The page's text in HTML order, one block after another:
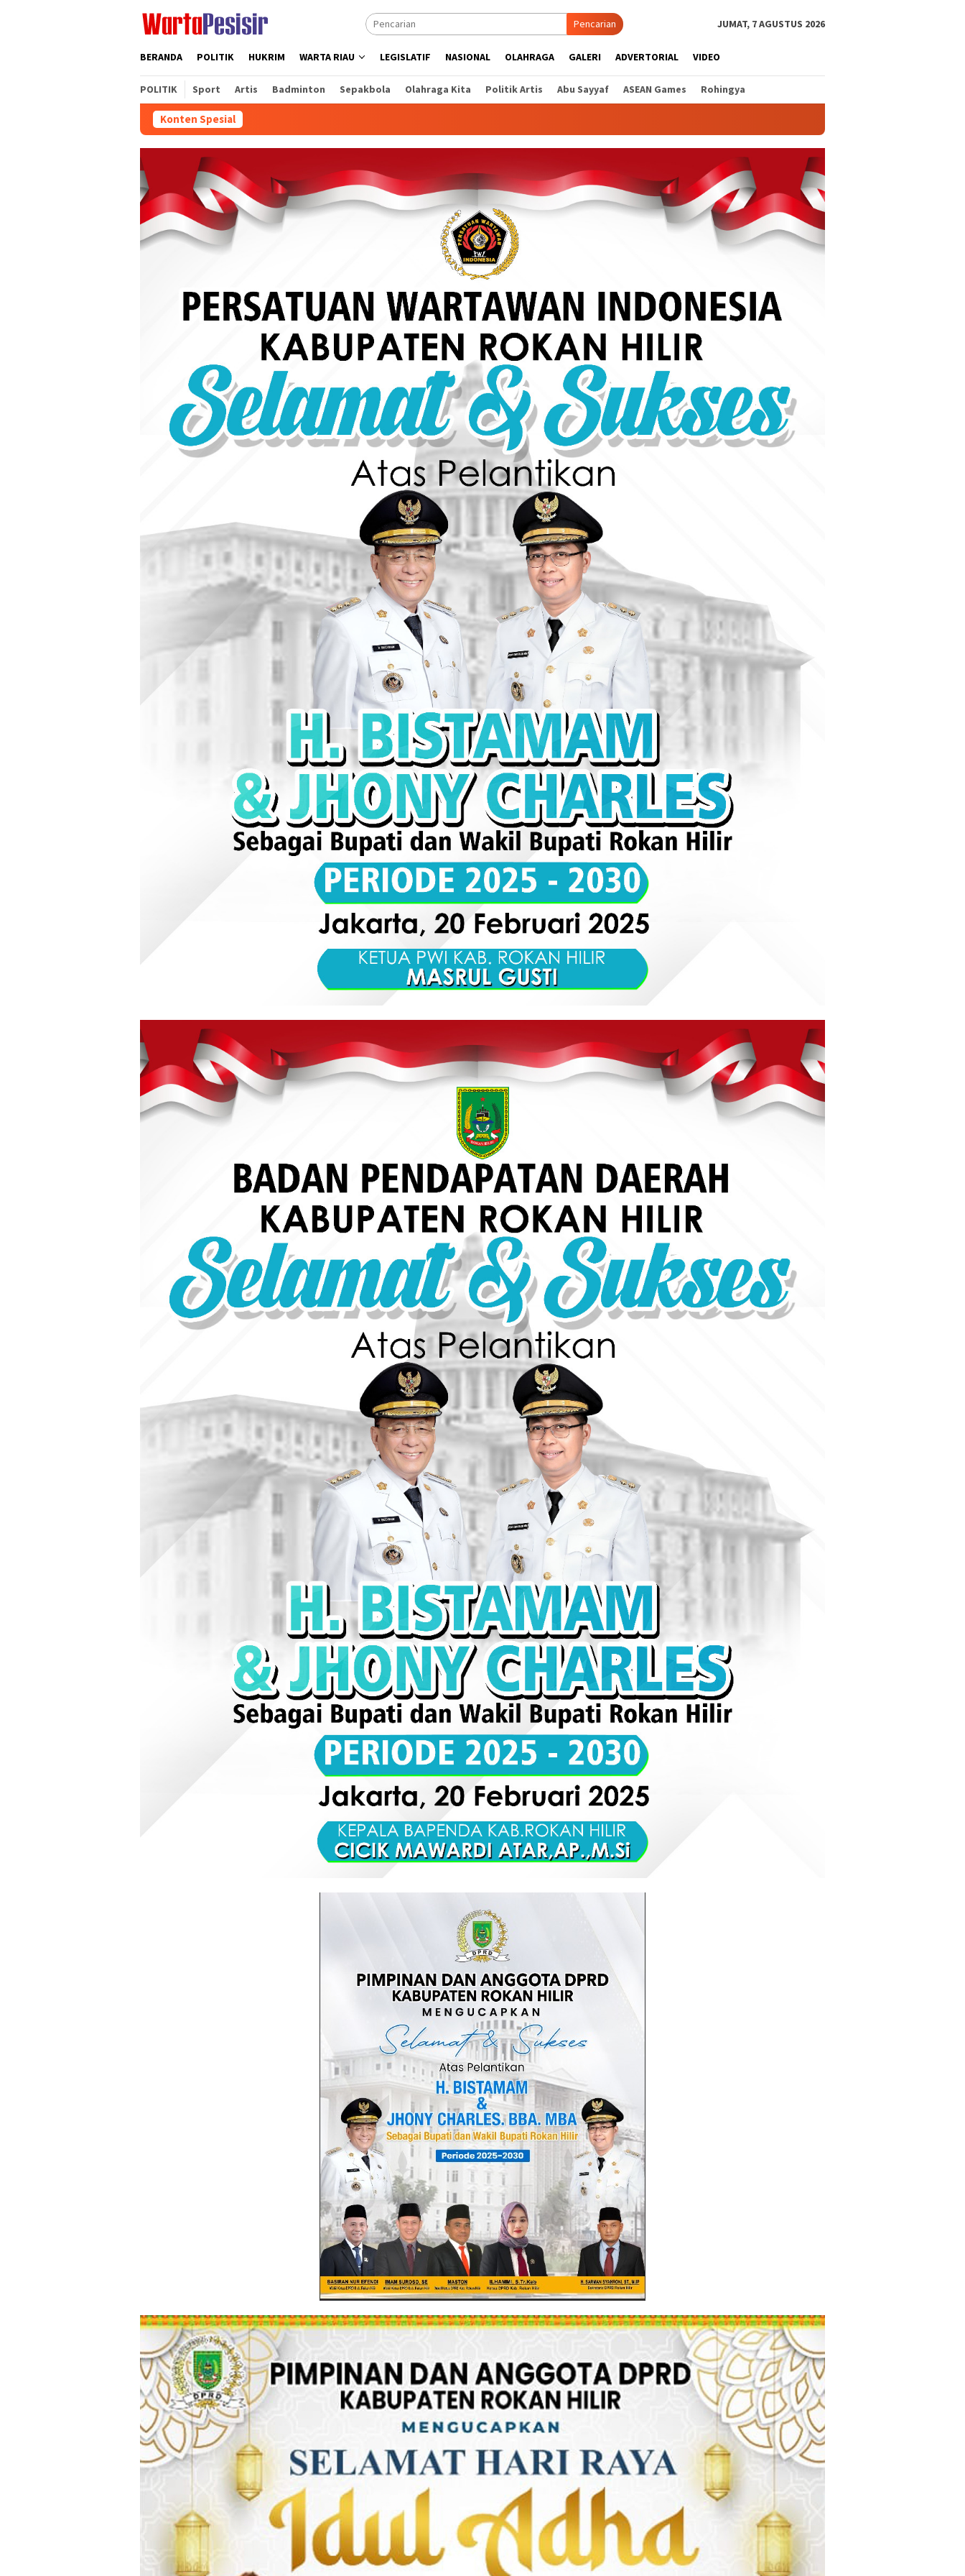
Pencarian JUMAT, 7 AGUSTUS 2026
BERANDA POLITIK HUKRIM WARTA RIAU LEGISLATIF NASIONAL OLAHRAGA GALERI ADVERTORIAL VIDEO
POLITIK Sport Artis Badminton Sepakbola Olahraga Kita Politik Artis Abu Sayyaf ASEAN Games Rohingya
Konten Spesial